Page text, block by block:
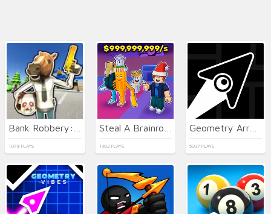
1078 PLAYS 1902 PLAYS
Geometry Arrow
5037 PLAYS